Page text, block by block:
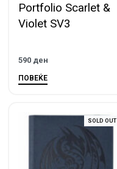
Portfolio Scarlet &
Violet SV3
590 ден
ПОВЕЌЕ
SOLD OUT